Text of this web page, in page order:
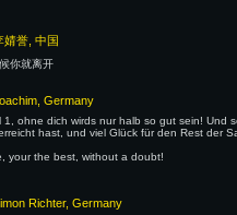
婧誉, 中国
你就离开
Germany
1, ohne dich wirds nur halb so gut sein!
hast, und viel Glück für den Rest der
your the best, without a doubt!
Richter, Germany